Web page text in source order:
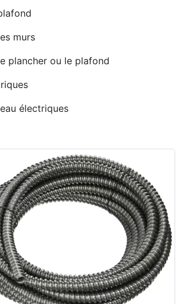
murs
plancher ou le plafond
électriques